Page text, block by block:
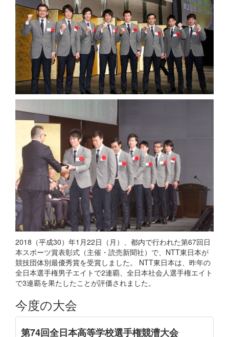
2018（平成30）年1月22日（月）、都内で行われた第67回日
本スポーツ賞表彰式（主催・読売新聞社）で、NTT東日本が
競技団体別最優秀賞を受賞しました。 NTT東日本は、昨年の
全日本選手権男子エイトで2連覇、全日本社会人選手権エイト
で3連覇を果たしたことが評価されました。
今度の大会
第74回全日本高等学校選手権競漕大会